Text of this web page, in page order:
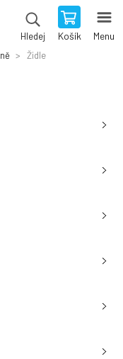
Hledej Košík Menu
Židle